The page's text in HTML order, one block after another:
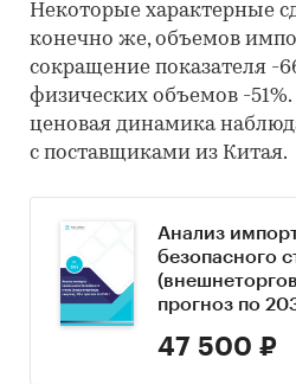
Некоторые характерные
конечно же, объемов
сокращение показателя -
физических объемов -
ценовая динамика
с поставщиками из Китая.
Анализ
безопасного
прогноз по
47 500 ₽